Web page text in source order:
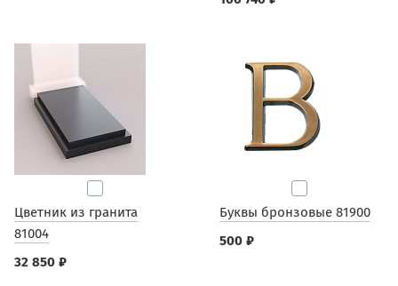
Цветник из гранита
81004
32 850 ₽
Буквы бронзовые 81900
500 ₽